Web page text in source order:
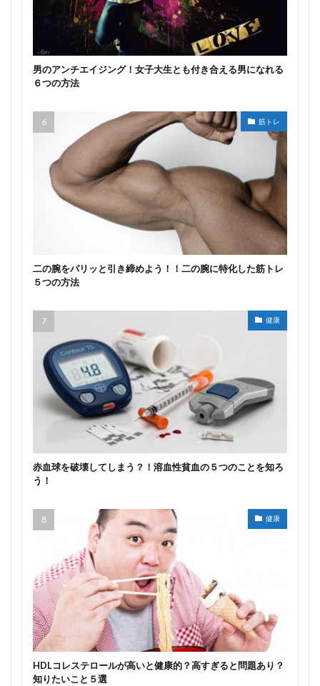
男のアンチエイジング！女子大生とも付き合える男になれる
６つの方法
筋トレ
二の腕をパリッと引き締めよう！！二の腕に特化した筋トレ
５つの方法
健康
赤血球を破壊してしまう？！溶血性貧血の５つのことを知ろ
う！
健康
HDLコレステロールが高いと健康的？高すぎると問題あり？
知りたいこと５選